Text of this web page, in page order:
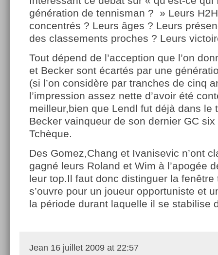
génération de tennisman ? » Leurs
concentrés ? Leurs âges ? Leurs
des classements proches ? Leurs
Tout dépend de l’acception que l’on
et Becker sont écartés par une
(si l’on considère par tranches de cinq
l’impression assez nette d’avoir été
meilleur,bien que Lendl fut déjà dans le
Becker vainqueur de son dernier GC
Tchèque.
Des Gomez,Chang et Ivanisevic n’ont
gagné leurs Roland et Wim à l’apogée
leur top.Il faut donc distinguer la fenêtre
s’ouvre pour un joueur opportuniste et
la période durant laquelle il se stabilise
Jean 16 juillet 2009 at 22:57